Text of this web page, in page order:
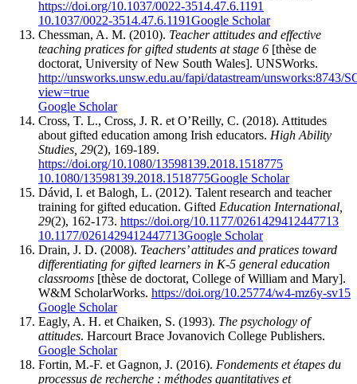
https://doi.org/10.1037/0022-3514.47.6.1191
10.1037/0022-3514.47.6.1191Google Scholar
Chessman, A. M. (2010). Teacher attitudes and effective
teaching pratices for gifted students at stage 6 [thèse de
doctorat, University of New South Wales]. UNSWorks.
http://unsworks.unsw.edu.au/fapi/datastream/unsworks:8743/
view=true
Google Scholar
Cross, T. L., Cross, J. R. et O’Reilly, C. (2018). Attitudes
about gifted education among Irish educators. High Ability
Studies, 29(2), 169-189.
https://doi.org/10.1080/13598139.2018.1518775
10.1080/13598139.2018.1518775Google Scholar
Dávid, I. et Balogh, L. (2012). Talent research and teacher
training for gifted education. Gifted Education International,
29(2), 162-173. https://doi.org/10.1177/0261429412447713
10.1177/0261429412447713Google Scholar
Drain, J. D. (2008). Teachers’ attitudes and pratices toward
differentiating for gifted learners in K-5 general education
classrooms [thèse de doctorat, College of William and Mary].
W&M ScholarWorks. https://doi.org/10.25774/w4-mz6y-sv15
Google Scholar
Eagly, A. H. et Chaiken, S. (1993). The psychology of
attitudes. Harcourt Brace Jovanovich College Publishers.
Google Scholar
Fortin, M.-F. et Gagnon, J. (2016). Fondements et étapes du
processus de recherche : méthodes quantitatives et